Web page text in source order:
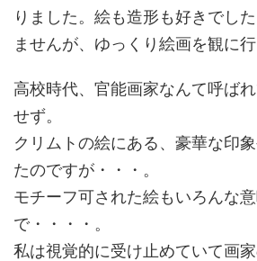
りました。絵も造形も好きでし
ませんが、ゆっくり絵画を観に行
高校時代、官能画家なんて呼ば
せず。
クリムトの絵にある、豪華な印
たのですが・・・。
モチーフ可された絵もいろんな
で・・・・。
私は視覚的に受け止めていて画